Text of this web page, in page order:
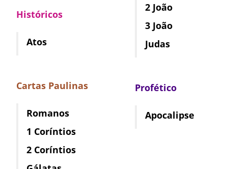
Históricos
Atos
Cartas Paulinas
Romanos
1 Coríntios
2 Coríntios
2 João
3 João
Judas
Profético
Apocalipse